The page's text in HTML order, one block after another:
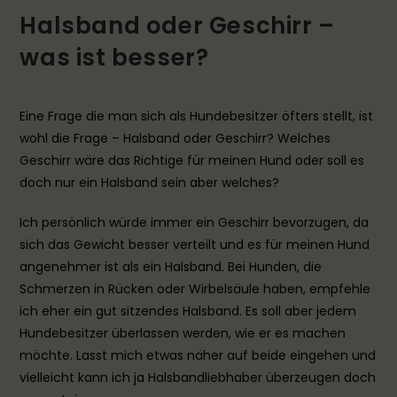
Halsband oder Geschirr –
was ist besser?
Eine Frage die man sich als Hundebesitzer öfters stellt, ist
wohl die Frage – Halsband oder Geschirr? Welches
Geschirr wäre das Richtige für meinen Hund oder soll es
doch nur ein Halsband sein aber welches?
Ich persönlich würde immer ein Geschirr bevorzugen, da
sich das Gewicht besser verteilt und es für meinen Hund
angenehmer ist als ein Halsband. Bei Hunden, die
Schmerzen in Rücken oder Wirbelsäule haben, empfehle
ich eher ein gut sitzendes Halsband. Es soll aber jedem
Hundebesitzer überlassen werden, wie er es machen
möchte. Lasst mich etwas näher auf beide eingehen und
vielleicht kann ich ja Halsbandliebhaber überzeugen doch